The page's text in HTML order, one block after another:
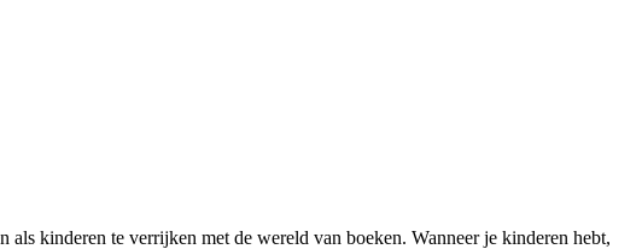
kinderen te verrijken met de wereld van boeken. Wanneer je kinderen hebt,